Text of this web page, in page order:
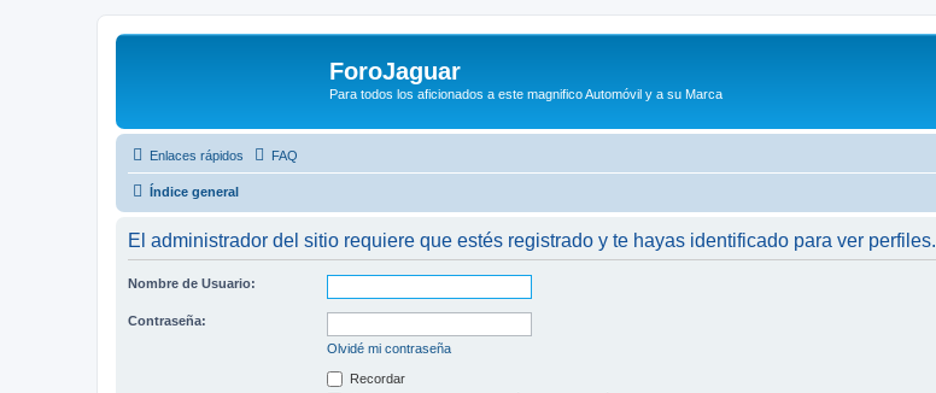
ForoJaguar
Para todos los aficionados a este magnifico Automóvil y a su Marca
Enlaces rápidos FAQ
Índice general
El administrador del sitio requiere que estés registrado y te hayas identificado para ver perfiles.
Nombre de Usuario:
Contraseña:
Olvidé mi contraseña
Recordar